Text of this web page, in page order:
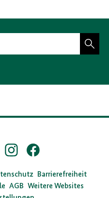
InstagramFacebook
Barrierefreiheit
AGB Weitere Websites